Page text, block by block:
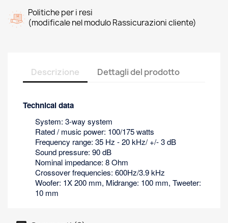
Politiche per i resi
(modificale nel modulo Rassicurazioni cliente)
Descrizione Dettagli del prodotto
Technical data
System: 3-way system
Rated / music power: 100/175 watts
Frequency range: 35 Hz - 20 kHz/ +/- 3 dB
Sound pressure: 90 dB
Nominal impedance: 8 Ohm
Crossover frequencies: 600Hz/3.9 kHz
Woofer: 1X 200 mm, Midrange: 100 mm, Tweeter:
10 mm